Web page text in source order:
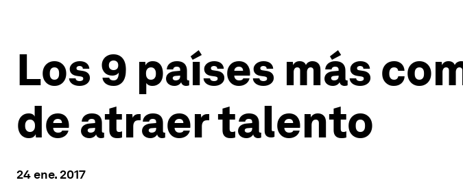
Los 9 países más
de atraer talento
24 ene. 2017